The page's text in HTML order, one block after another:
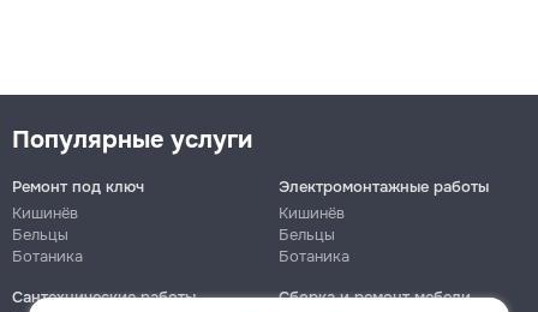
Популярные услуги
Ремонт под ключ
Кишинёв
Бельцы
Ботаника
Электромонтажные работы
Кишинёв
Бельцы
Ботаника
Сантехнические работы
Сборка и ремонт мебели